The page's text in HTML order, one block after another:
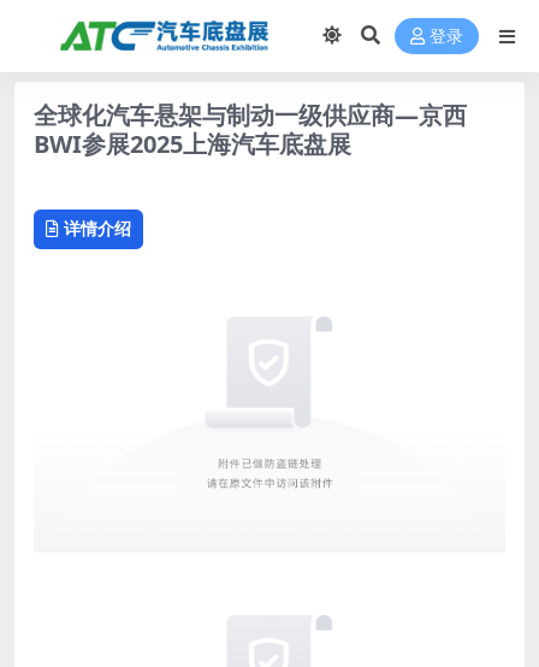
登录
全球化汽车悬架与制动一级供应商—京西
BWI参展2025上海汽车底盘展
详情介绍